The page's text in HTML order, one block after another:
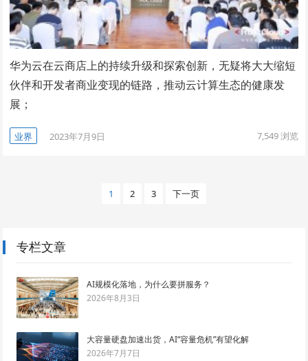
华为云在云商店上的持续升级和探索创新，无疑将大大缩短
伙伴和开发者商业变现的链路，推动云计算生态的健康发
展；
业界 2023年7月9日 7,549浏览
航
1 2 3 下一页
专栏文章
AI规模化落地，为什么要拼服务？
2026年8月3日
大容量硬盘加速出货，AI“容量危机”有望化解
2026年7月7日